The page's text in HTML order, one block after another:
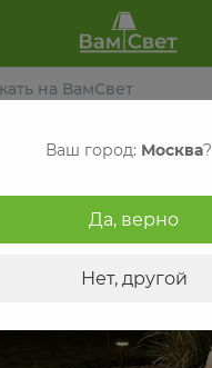
Ваш город: Москва?
Да, верно
Нет, другой